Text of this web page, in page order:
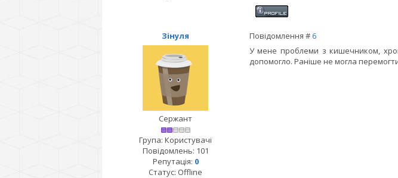
Зінуля Повідомлення # 6
Сержант
Група: Користувачі
Повідомлень: 101
Репутація: 0
Статус: Offline
У мене проблеми з кишечником,
допомогло. Раніше не могла